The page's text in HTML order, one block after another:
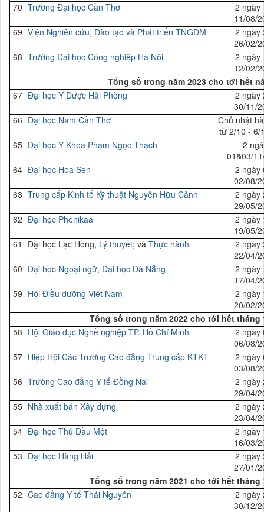
70 Trường Đại học Cần Thơ
2 ngày
11/08/
69 Viện Nghiên cứu, Đào tạo và Phát triển TNGDM
2 ngày
26/02/
68 Trường Đại học Công nghiệp Hà Nội
2 ngày
12/02/
Tổng số trong năm 2023 cho tới hết
67 Đại học Y Dược Hải Phòng
2 ngày
30/11/
66 Đại học Nam Cần Thơ
Chủ nhật
từ 2/10 - 6/
65 Đại học Y Khoa Phạm Ngọc Thạch
2
01&03/
64 Đại học Hoa Sen
2 ngày
02/08/
63 Trung cấp Kinh tế Kỹ thuật Nguyễn Hữu Cảnh
2 ngày
29/05/
62 Đại học Phenikaa
2 ngày
19/05/
61 Đại học Lạc Hồng, Lý thuyết; và Thực hành
2 ngày
22/04/
60 Đại học Ngoại ngữ, Đại học Đà Nẵng
2 ngày
17/04/
59 Hội Điều dưỡng Việt Nam
2 ngày
20/02/
Tổng số trong năm 2022 cho tới hết tháng
58 Hội Giáo dục Nghề nghiệp TP. Hồ Chí Minh
2 ngày
06/08/
57 Hiệp Hội Các Trường Cao đẳng Trung cấp KTKT
2 ngày
03/08/
56 Trường Cao đẳng Y tế Đồng Nai
2 ngày
29/04/
55 Nhà xuất bản Xây dựng
2 ngày
23/04/
54 Đại học Thủ Dầu Một
2 ngày
16/03/
53 Đại học Hàng Hải
2 ngày
27/01/
Tổng số trong năm 2021 cho tới hết tháng
52 Cao đẳng Y tế Thái Nguyên
2 ngày
30/12/